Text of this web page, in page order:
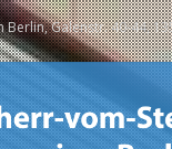
Galenstr. 40-44,